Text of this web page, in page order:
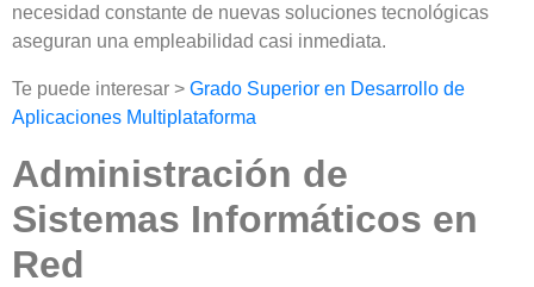
necesidad constante de nuevas soluciones tecnológicas
aseguran una empleabilidad casi inmediata.
Te puede interesar > Grado Superior en Desarrollo de
Aplicaciones Multiplataforma
Administración de
Sistemas Informáticos en
Red